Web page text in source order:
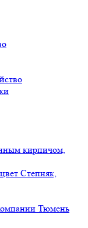
кирпичом,
Степняк,
Тюмень